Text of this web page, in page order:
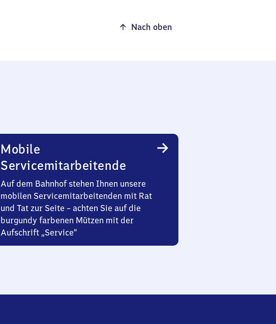
Nach oben
Mobile
Servicemitarbeitende
Auf dem Bahnhof stehen Ihnen unsere
mobilen Servicemitarbeitenden mit Rat
und Tat zur Seite – achten Sie auf die
burgundy farbenen Mützen mit der
Aufschrift „Service“